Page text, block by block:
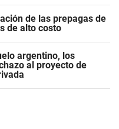
de las prepagas de
de alto costo
argentino, los
al proyecto de